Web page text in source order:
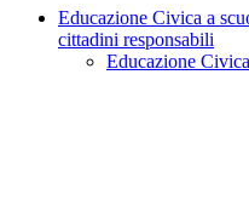
Educazione Civica a
cittadini responsabili
Educazione